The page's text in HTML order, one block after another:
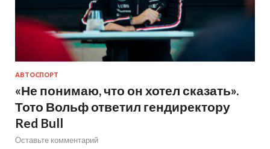
АВТОСПОРТ
«Не понимаю, что он хотел сказать».
Тото Вольф ответил гендиректору
Red Bull
Оставьте комментарий